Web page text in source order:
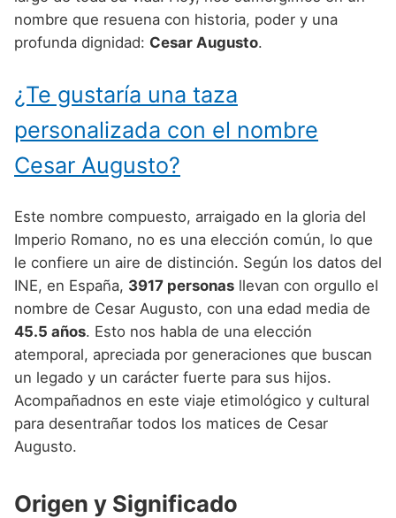
Nombres de niño que empiezan por G
Nombres de niño que empiezan por H
Nombres de niño que empiezan por I
Nombres de niño que empiezan por J
Nombres de niño que empiezan por K
Nombres de niño que empiezan por M
Nombres de niño que empiezan por N
Nombres de niño que empiezan por O
Nombres de niño que empiezan por P
Nombres de niño que empiezan por Q
Nombres de niño que empiezan por R
Nombres de niño que empiezan por S
Nombres de niño que empiezan por U
Nombres de Niño Cantabros
Nombres de Niño Castellanos
Nombres de Niño Catalanes
Nombres de Niño Extremeños
Nombres de Niño Gallegos
Nombres de Niño Murcianos
Nombres de Niño Navarros
Nombres de Niño Riojanos
Nombres de Niño Valencianos
Nombres de Niño Vascos
Nombres de Niño Mitologicos
Nombres de Niño Vikingos
Nombres de Niño Chinos
Nombres de Niño Hispanoamericanos
Nombres de Niño Ingleses
Nombres de Niño Italianos
Nombres de Niño Judíos
Nombres de Niño Marroquíes
Nombres de Niño Portugueses
Nombres de Niño Rumanos
Nombres de Niño Rusos
Nombres de Niño Suecos
nombre que resuena con historia, poder y una
profunda dignidad: Cesar Augusto.
¿Te gustaría una taza
personalizada con el nombre
Cesar Augusto?
Este nombre compuesto, arraigado en la gloria del
Imperio Romano, no es una elección común, lo que
le confiere un aire de distinción. Según los datos del
INE, en España, 3917 personas llevan con orgullo el
nombre de Cesar Augusto, con una edad media de
45.5 años. Esto nos habla de una elección
atemporal, apreciada por generaciones que buscan
un legado y un carácter fuerte para sus hijos.
Acompañadnos en este viaje etimológico y cultural
para desentrañar todos los matices de Cesar
Augusto.
Origen y Significado